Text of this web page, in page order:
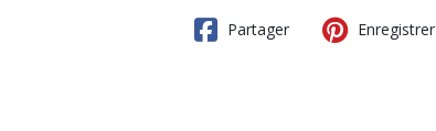
Partager Enregistrer